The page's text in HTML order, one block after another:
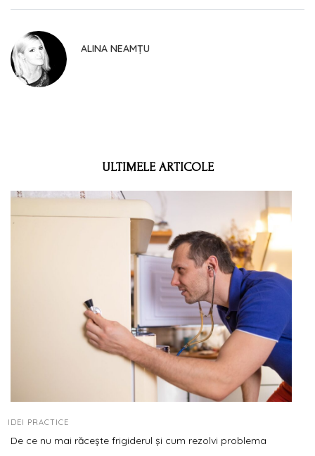
ALINA NEAMȚU
ULTIMELE ARTICOLE
IDEI PRACTICE
De ce nu mai răcește frigiderul și cum rezolvi problema